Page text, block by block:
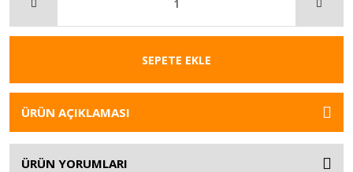
SEPETE EKLE
ÜRÜN AÇIKLAMASI
ÜRÜN YORUMLARI